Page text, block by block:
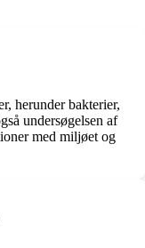
herunder bakterier,
undersøgelsen af
med miljøet og